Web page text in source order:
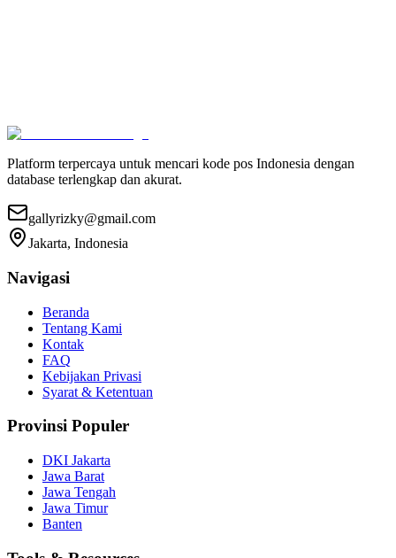
Platform terpercaya untuk mencari kode pos Indonesia dengan
database terlengkap dan akurat.
gallyrizky@gmail.com
Jakarta, Indonesia
Navigasi
Beranda
Tentang Kami
Kontak
FAQ
Kebijakan Privasi
Syarat & Ketentuan
Provinsi Populer
DKI Jakarta
Jawa Barat
Jawa Tengah
Jawa Timur
Banten